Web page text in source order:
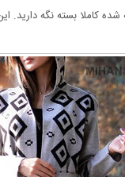
شده کاملا بسته نگه